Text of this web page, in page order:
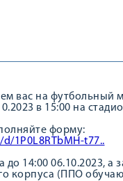
вас на футбольный
в 15:00 на
форму:
1P0L8RTbMH-t77..
14:00 06.10.2023, а
корпуса (ППО